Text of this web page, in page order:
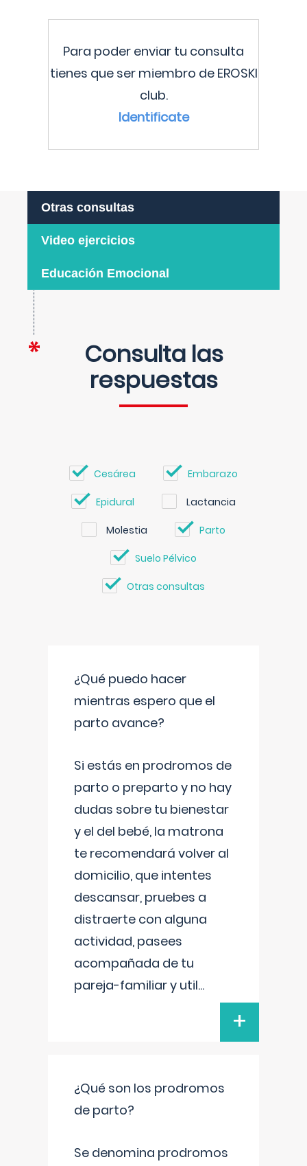
Para poder enviar tu consulta
tienes que ser miembro de EROSKI
club.
Identificate
Otras consultas
Video ejercicios
Educación Emocional
Consulta las
respuestas
Cesárea Embarazo
Epidural Lactancia
Molestia Parto
Suelo Pélvico
Otras consultas
¿Qué puedo hacer
mientras espero que el
parto avance?
Si estás en prodromos de
parto o preparto y no hay
dudas sobre tu bienestar
y el del bebé, la matrona
te recomendará volver al
domicilio, que intentes
descansar, pruebes a
distraerte con alguna
actividad, pasees
acompañada de tu
pareja-familiar y util...
+
¿Qué son los prodromos
de parto?
Se denomina prodromos